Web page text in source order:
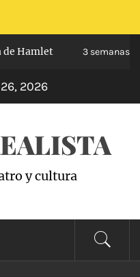
Hamlet 3 semanas
2026
y cultura